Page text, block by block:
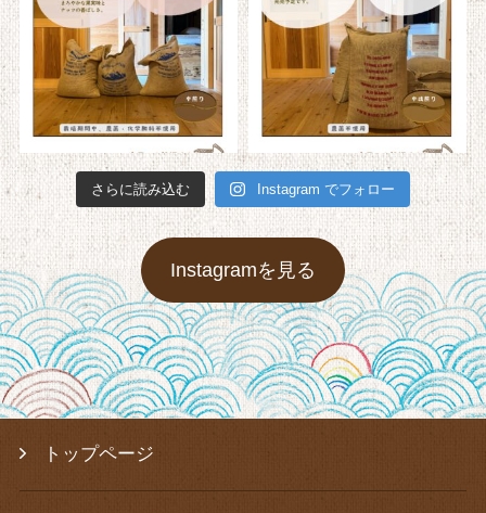
さらに読み込む Instagram でフォロー
Instagramを見る
トップページ